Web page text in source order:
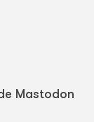
Mastodon